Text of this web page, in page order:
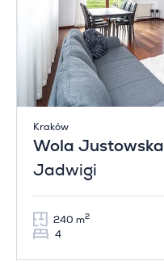
Kraków
Wola Justowska
Jadwigi
240 m2
4